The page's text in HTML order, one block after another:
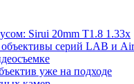
Sirui 20mm T1.8 1.33x
серий LAB и Air
уже на подходе